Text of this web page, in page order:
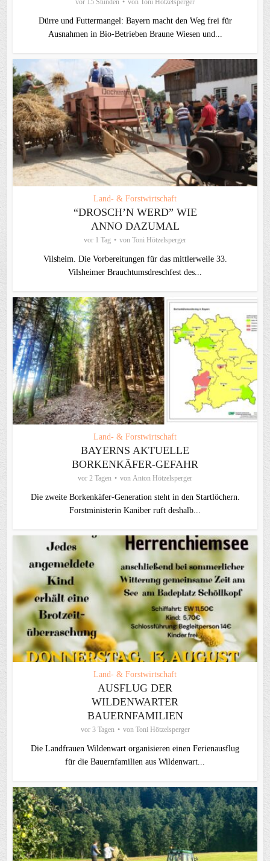
Dürre und Futtermangel: Bayern macht den Weg frei für
Ausnahmen in Bio-Betrieben Braune Wiesen und...
Land- & Forstwirtschaft
“DROSCH’N WERD” WIE
ANNO DAZUMAL
vor 1 Tag von Toni Hötzelsperger
Vilsheim. Die Vorbereitungen für das mittlerweile 33.
Vilsheimer Brauchtumsdreschfest des...
Land- & Forstwirtschaft
BAYERNS AKTUELLE
BORKENKÄFER-GEFAHR
vor 2 Tagen von Anton Hötzelsperger
Die zweite Borkenkäfer-Generation steht in den Startlöchern.
Forstministerin Kaniber ruft deshalb...
Land- & Forstwirtschaft
AUSFLUG DER
WILDENWARTER
BAUERNFAMILIEN
vor 3 Tagen von Toni Hötzelsperger
Die Landfrauen Wildenwart organisieren einen Ferienausflug
für die Bauernfamilien aus Wildenwart...